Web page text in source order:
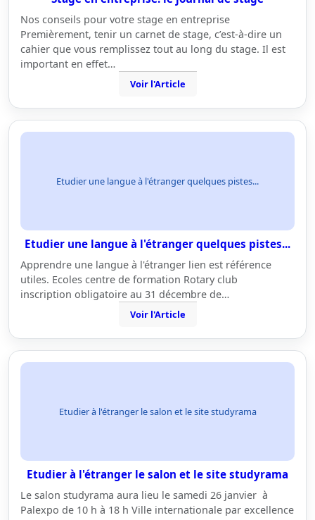
Nos conseils pour votre stage en entreprise
Premièrement, tenir un carnet de stage, c’est-à-dire un
cahier que vous remplissez tout au long du stage. Il est
important en effet…
Voir l'Article
Etudier une langue à l'étranger quelques pistes...
Etudier une langue à l'étranger quelques pistes...
Apprendre une langue à l'étranger lien est référence
utiles. Ecoles centre de formation Rotary club
inscription obligatoire au 31 décembre de…
Voir l'Article
Etudier à l'étranger le salon et le site studyrama
Etudier à l'étranger le salon et le site studyrama
Le salon studyrama aura lieu le samedi 26 janvier à
Palexpo de 10 h à 18 h Ville internationale par excellence